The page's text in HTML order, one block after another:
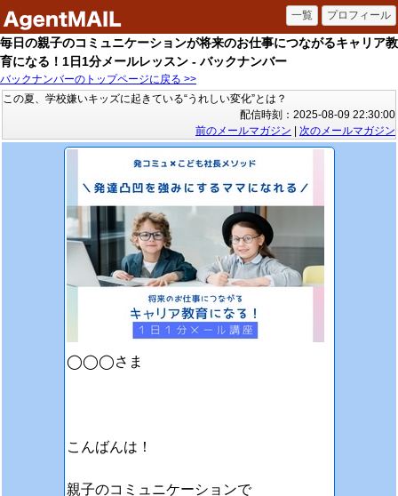
毎日の親子のコミュニケーションが将来のお仕事につながるキャリア教
育になる！1日1分メールレッスン - バックナンバー
バックナンバーのトップページに戻る >>
この夏、学校嫌いキッズに起きている“うれしい変化”とは？
配信時刻：2025-08-09 22:30:00
前のメールマガジン
次のメールマガジン
◯◯◯さま
こんばんは！
親子のコミュニケーションで